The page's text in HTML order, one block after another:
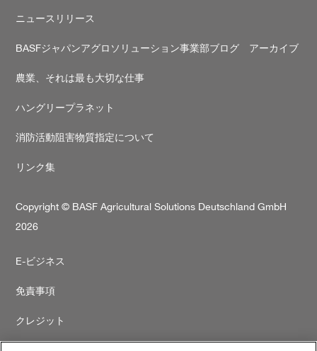
ニュースリリース
BASFジャパンアグロソリューション事業部ブログ アーカイブ
農業、それは最も大切な仕事
ハングリープラネット
消防活動阻害物質指定について
リンク集
Copyright © BASF Agricultural Solutions Deutschland GmbH
2026
Secondary
footer
E-ビジネス
免責事項
クレジット